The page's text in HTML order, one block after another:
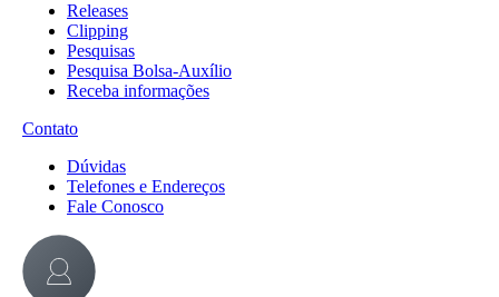
Releases
Clipping
Pesquisas
Pesquisa Bolsa-Auxílio
Receba informações
Contato
Dúvidas
Telefones e Endereços
Fale Conosco